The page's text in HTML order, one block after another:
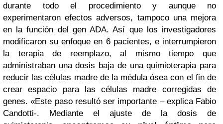
durante todo el procedimiento y aunque no
experimentaron efectos adversos, tampoco una mejora
en la función del gen ADA. Así que los investigadores
modificaron su enfoque en 6 pacientes, e interrumpieron
la terapia de reemplazo, al mismo tiempo que
administraban una dosis baja de una quimioterapia para
reducir las células madre de la médula ósea con el fin de
crear espacio para las células madre corregidas de
genes. «Este paso resultó ser importante – explica Fabio
Candotti-. Mediante el ajuste de la dosis de